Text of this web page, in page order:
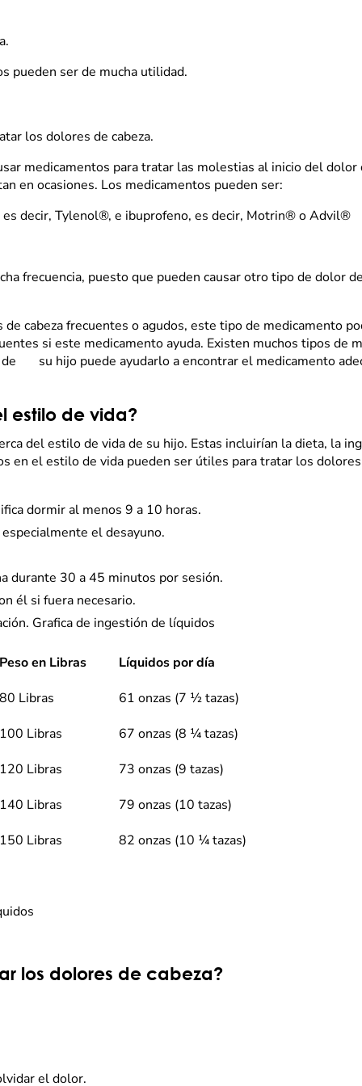
pueden ser de mucha utilidad.
los dolores de cabeza.
medicamentos para tratar las molestias al inicio del dolor
en ocasiones. Los medicamentos pueden ser:
es decir, Tylenol®, e ibuprofeno, es decir, Motrin® o Advil®
frecuencia, puesto que pueden causar otro tipo de dolor
cabeza frecuentes o agudos, este tipo de medicamento
si este medicamento ayuda. Existen muchos tipos de
su hijo puede ayudarlo a encontrar el medicamento
estilo de vida?
del estilo de vida de su hijo. Estas incluirían la dieta, la
en el estilo de vida pueden ser útiles para tratar los
dormir al menos 9 a 10 horas.
el desayuno.
durante 30 a 45 minutos por sesión.
él si fuera necesario.
Grafica de ingestión de líquidos
en Libras
Líquidos por día
Libras
61 onzas (7 ½ tazas)
Libras
67 onzas (8 ¼ tazas)
Libras
73 onzas (9 tazas)
Libras
79 onzas (10 tazas)
Libras
82 onzas (10 ¼ tazas)
los dolores de cabeza?
el dolor.